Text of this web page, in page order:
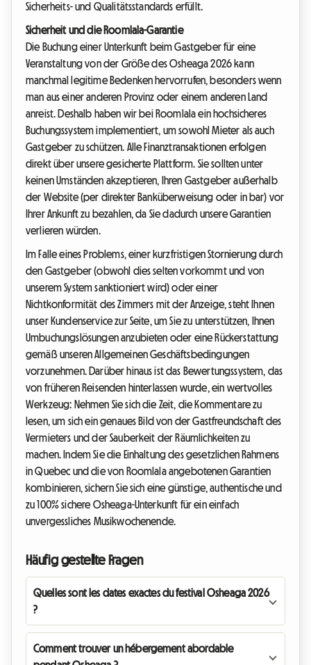
Sicherheits- und Qualitätsstandards erfüllt.
Sicherheit und die Roomlala-Garantie
Die Buchung einer Unterkunft beim Gastgeber für eine
Veranstaltung von der Größe des Osheaga 2026 kann
manchmal legitime Bedenken hervorrufen, besonders wenn
man aus einer anderen Provinz oder einem anderen Land
anreist. Deshalb haben wir bei Roomlala ein hochsicheres
Buchungssystem implementiert, um sowohl Mieter als auch
Gastgeber zu schützen. Alle Finanztransaktionen erfolgen
direkt über unsere gesicherte Plattform. Sie sollten unter
keinen Umständen akzeptieren, Ihren Gastgeber außerhalb
der Website (per direkter Banküberweisung oder in bar) vor
Ihrer Ankunft zu bezahlen, da Sie dadurch unsere Garantien
verlieren würden.
Im Falle eines Problems, einer kurzfristigen Stornierung durch
den Gastgeber (obwohl dies selten vorkommt und von
unserem System sanktioniert wird) oder einer
Nichtkonformität des Zimmers mit der Anzeige, steht Ihnen
unser Kundenservice zur Seite, um Sie zu unterstützen, Ihnen
Umbuchungslösungen anzubieten oder eine Rückerstattung
gemäß unseren Allgemeinen Geschäftsbedingungen
vorzunehmen. Darüber hinaus ist das Bewertungssystem, das
von früheren Reisenden hinterlassen wurde, ein wertvolles
Werkzeug: Nehmen Sie sich die Zeit, die Kommentare zu
lesen, um sich ein genaues Bild von der Gastfreundschaft des
Vermieters und der Sauberkeit der Räumlichkeiten zu
machen. Indem Sie die Einhaltung des gesetzlichen Rahmens
in Quebec und die von Roomlala angebotenen Garantien
kombinieren, sichern Sie sich eine günstige, authentische und
zu 100% sichere Osheaga-Unterkunft für ein einfach
unvergessliches Musikwochenende.
Häufig gestellte Fragen
Quelles sont les dates exactes du festival Osheaga 2026
?
Comment trouver un hébergement abordable